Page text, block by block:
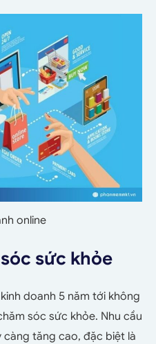
online
sức khỏe
doanh 5 năm tới không
sóc sức khỏe. Nhu cầu
tăng cao, đặc biệt là